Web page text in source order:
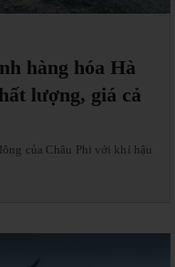
hàng hóa Hà
lượng, giá cả
của Châu Phi với khí hậu